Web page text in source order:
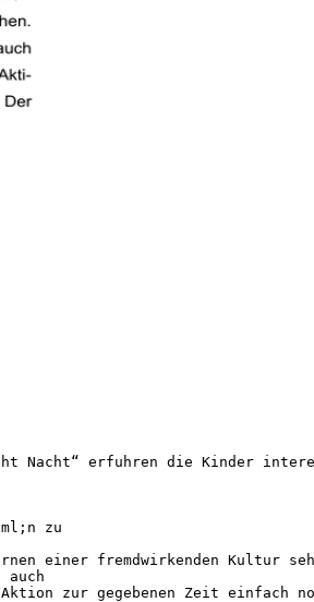
Nacht“ erfuhren die Kinder
zu
einer fremdwirkenden Kultur
zur gegebenen Zeit einfach